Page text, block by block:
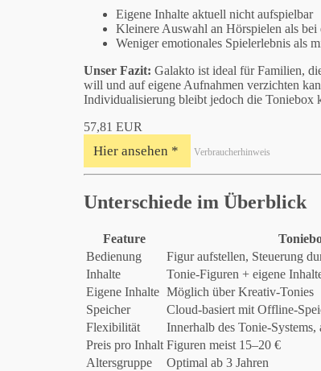
Eigene Inhalte aktuell nicht aufspielbar
Kleinere Auswahl an Hörspielen als bei
Weniger emotionales Spielerlebnis als
Unser Fazit: Galakto ist ideal für Familien,
will und auf eigene Aufnahmen verzichten
Individualisierung bleibt jedoch die Toniebox
57,81 EUR
Hier ansehen * Verbraucherhinweis
Unterschiede im Überblick
Feature
Bedienung
Figur aufstellen, Steuerung
Inhalte
Tonie-Figuren + eigene
Eigene Inhalte Möglich über Kreativ-Tonies
Speicher
Cloud-basiert mit Offline-
Flexibilität
Innerhalb des Tonie-
Preis pro Inhalt Figuren meist 15–20 €
Altersgruppe
Optimal ab 3 Jahren